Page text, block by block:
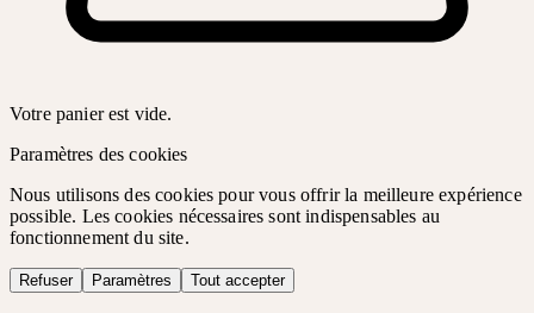
Votre panier est vide.
Paramètres des cookies
Nous utilisons des cookies pour vous offrir la meilleure expérience
possible. Les cookies nécessaires sont indispensables au
fonctionnement du site.
Refuser Paramètres Tout accepter